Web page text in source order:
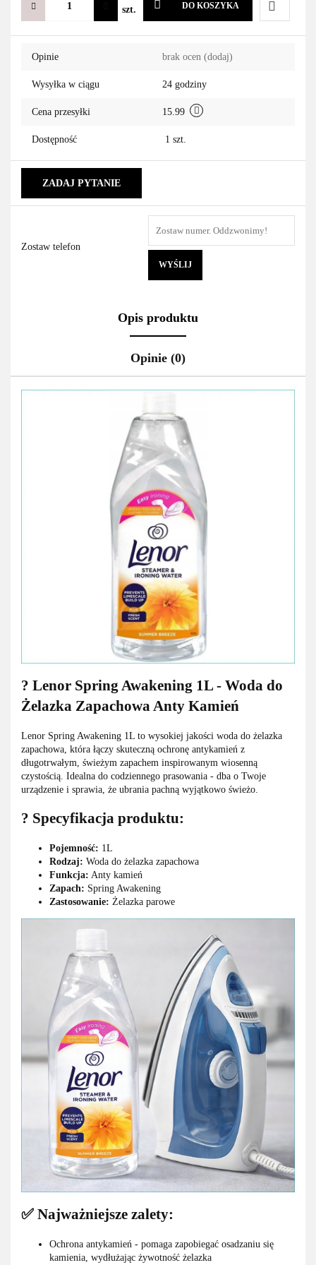
szt. DO KOSZYKA
Do
Opinie brak ocen (dodaj)
Wysyłka w ciągu 24 godziny
Cena przesyłki 15.99
Dostępność 1 szt.
ZADAJ PYTANIE
Zostaw telefon
WYŚLIJ
Opis produktu
Opinie (0)
? Lenor Spring Awakening 1L - Woda do
Żelazka Zapachowa Anty Kamień
Lenor Spring Awakening 1L to wysokiej jakości woda do żelazka
zapachowa, która łączy skuteczną ochronę antykamień z
długotrwałym, świeżym zapachem inspirowanym wiosenną
czystością. Idealna do codziennego prasowania - dba o Twoje
urządzenie i sprawia, że ubrania pachną wyjątkowo świeżo.
? Specyfikacja produktu:
Pojemność: 1L
Rodzaj: Woda do żelazka zapachowa
Funkcja: Anty kamień
Zapach: Spring Awakening
Zastosowanie: Żelazka parowe
✅ Najważniejsze zalety:
Ochrona antykamień - pomaga zapobiegać osadzaniu się
kamienia, wydłużając żywotność żelazka